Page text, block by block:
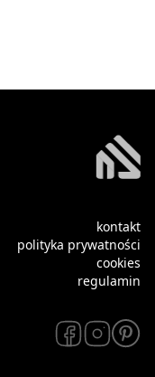
kontakt
polityka prywatności
cookies
regulamin